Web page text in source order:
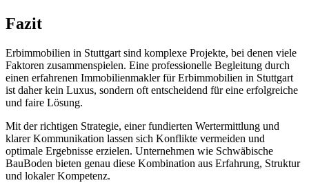
Fazit
Erbimmobilien in Stuttgart sind komplexe Projekte, bei denen viele
Faktoren zusammenspielen. Eine professionelle Begleitung durch
einen erfahrenen Immobilienmakler für Erbimmobilien in Stuttgart
ist daher kein Luxus, sondern oft entscheidend für eine erfolgreiche
und faire Lösung.
Mit der richtigen Strategie, einer fundierten Wertermittlung und
klarer Kommunikation lassen sich Konflikte vermeiden und
optimale Ergebnisse erzielen. Unternehmen wie Schwäbische
BauBoden bieten genau diese Kombination aus Erfahrung, Struktur
und lokaler Kompetenz.